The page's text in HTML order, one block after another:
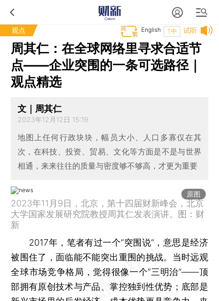
观点 试听
T中
English
周其仁：在全球网络里寻求合适节
点——企业突围的一条可选路径｜
观点精选
文｜周其仁
2023年12月12日 15:19
地图上任何行政块块，幅员大小、人口多寡仅在其
次，在科技、投资、贸易、文化等方面是不是与世界
相通，来来往往的质量与密度够不够高，才更为重要
原图
2023年11月9日，北京，第十四届财新峰会，北京
大学国家发展研究院教授周其仁发表演讲。图：财
新
2017年，笔者有过一个“突围说”，意思是经济
被围住了，面临能不能突出重围的挑战。当时远观
全球市场竞争格局，觉得很像一个“三明治”——顶
部拥有原创技术与产品、掌控独到性优势；底部是